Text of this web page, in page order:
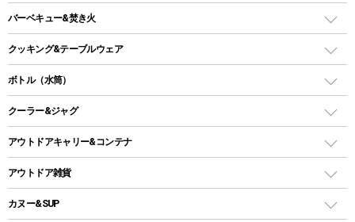
タープ
スクエアタープ（レクタタープ）
メッシュタープ
自立式タープ
パラソル
テントアクセサリー
ペグ
ガスランタン
オイルランタン
LEDライト
ヘッドライト
キャンドル
ガスバーナー
ガス缶
ガストーチ、ライター
バーベキュー&焚き火
バーベキューコンロ、グリル
焚き火台タイプ（ロースタイル）グリル
卓上タイプグリル
パーティータイプグリル
鉄板、アミ
クッキング&テーブルウェア
ダッチオーブン
ホットサンドメーカー
クッカーセット
シェラカップ
ボトル（水筒）
ステンレスボトル
コップ付きタイプ
ワンタッチタイプ
プラスチックボトル
クーラー&ジャグ
クーラーボックス
クーラーバッグ
ウォータージャグ
アウトドアキャリー&コンテナ
アウトドアキャリー
アウトドア雑貨
バックパック&バッグ
カヌー&SUP